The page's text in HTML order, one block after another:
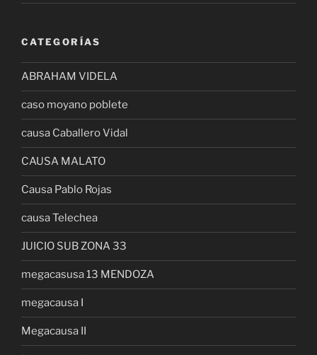
CATEGORÍAS
ABRAHAM VIDELA
caso moyano poblete
causa Caballero Vidal
CAUSA MALATO
Causa Pablo Rojas
causa Telechea
JUICIO SUB ZONA 33
megacasusa 13 MENDOZA
megacausa I
Megacausa II